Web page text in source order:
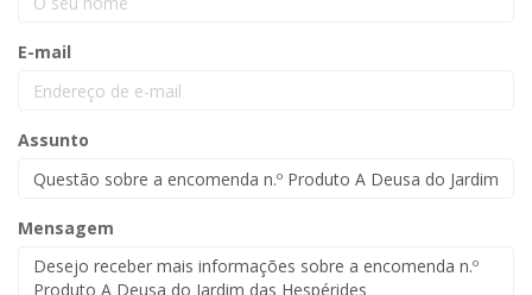
E-mail
Assunto
Mensagem